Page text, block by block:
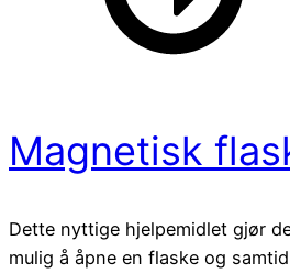
Magnetisk
Dette nyttige hjelpemidlet gjør
mulig å åpne en flaske og